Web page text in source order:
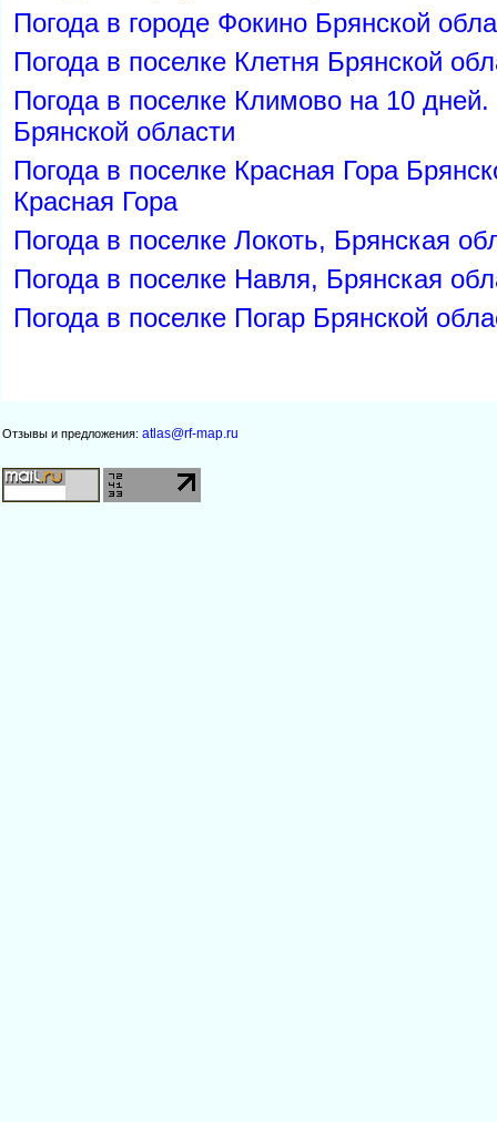
Погода в городе Фокино Брянской
Погода в поселке Клетня Брянской
Погода в поселке Климово на 10
Брянской области
Погода в поселке Красная Гора
Красная Гора
Погода в поселке Локоть, Брянская
Погода в поселке Навля, Брянская
Погода в поселке Погар Брянской
Отзывы и предложения: atlas@rf-map.ru